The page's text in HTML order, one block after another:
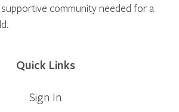
community needed for a
Quick Links
Sign In